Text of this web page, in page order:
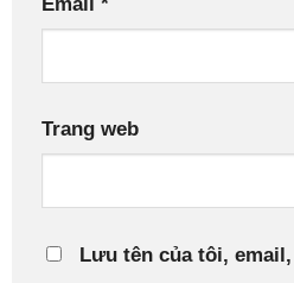
Trang web
Lưu tên của tôi,